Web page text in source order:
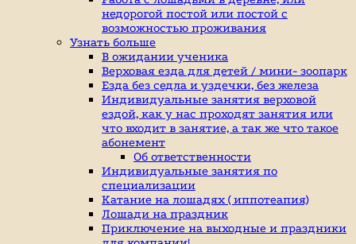
индивидуальные
недорогой постой или постой с
возможностью проживания
Узнать больше
В ожидании ученика
Верховая езда для детей / мини- зоопарк
Езда без седла и уздечки, без железа
Индивидуальные занятия верховой
ездой, как у нас проходят занятия или
что входит в занятие, а так же что такое
абонемент
Об ответственности
Индивидуальные занятия по
специализации
Катание на лошадях ( иппотеапия)
Лошади на праздник
Приключение на выходные и праздники